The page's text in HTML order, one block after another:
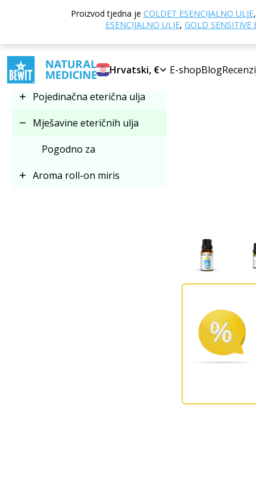
Proizvod tjedna je COLDET ESENCIJALNO ULJE,
ESENCIJALNO ULJE, GOLD SENSITIVE
Hrvatski, € E-shopBlog
Izaberi kategoriju
Mješavine eteričnih ulja
Pojedinačna eterična ulja
Mješavine eteričnih ulja
Pogodno za
Aroma roll-on miris
Doma Online